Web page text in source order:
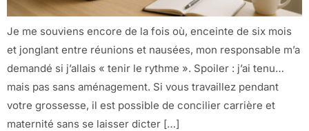
Je me souviens encore de la fois où, enceinte de six mois
et jonglant entre réunions et nausées, mon responsable m’a
demandé si j’allais « tenir le rythme ». Spoiler : j’ai tenu…
mais pas sans aménagement. Si vous travaillez pendant
votre grossesse, il est possible de concilier carrière et
maternité sans se laisser dicter […]